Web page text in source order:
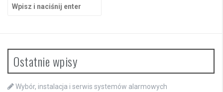
Ostatnie wpisy
Wybór, instalacja i serwis systemów alarmowych